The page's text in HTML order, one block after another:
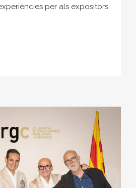
per als expositors